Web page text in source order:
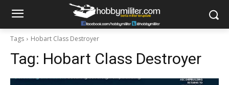
Tags Hobart Class Destroyer
Tag: Hobart Class Destroyer